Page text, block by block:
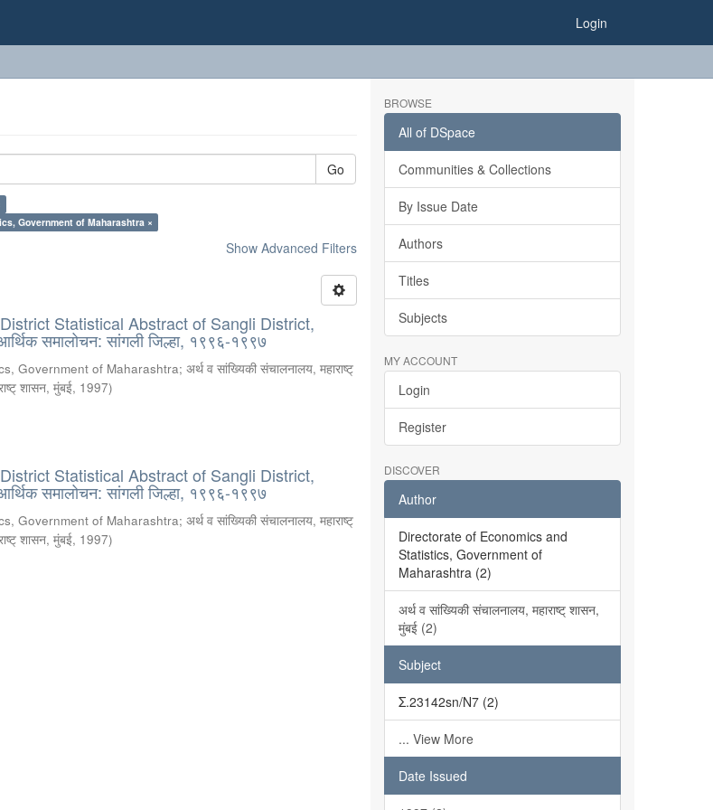
Login
Go
Government of Maharashtra ×
Show Advanced Filters
Statistical Abstract of Sangli District,
समालोचन: सांगली जिल्हा, १९९६-१९९७
Government of Maharashtra;अर्थ व सांख्यिकी संचालनालय, महाराष्ट्
शासन, मुंबई, 1997)
Statistical Abstract of Sangli District,
समालोचन: सांगली जिल्हा, १९९६-१९९७
Government of Maharashtra;अर्थ व सांख्यिकी संचालनालय, महाराष्ट्
शासन, मुंबई, 1997)
BROWSE
All of DSpace
Communities & Collections
By Issue Date
Authors
Titles
Subjects
MY ACCOUNT
Login
Register
DISCOVER
Author
Directorate of Economics and
Statistics, Government of
Maharashtra (2)
अर्थ व सांख्यिकी संचालनालय, महाराष्ट् शासन,
मुंबई (2)
Subject
Σ.23142sn/N7 (2)
... View More
Date Issued